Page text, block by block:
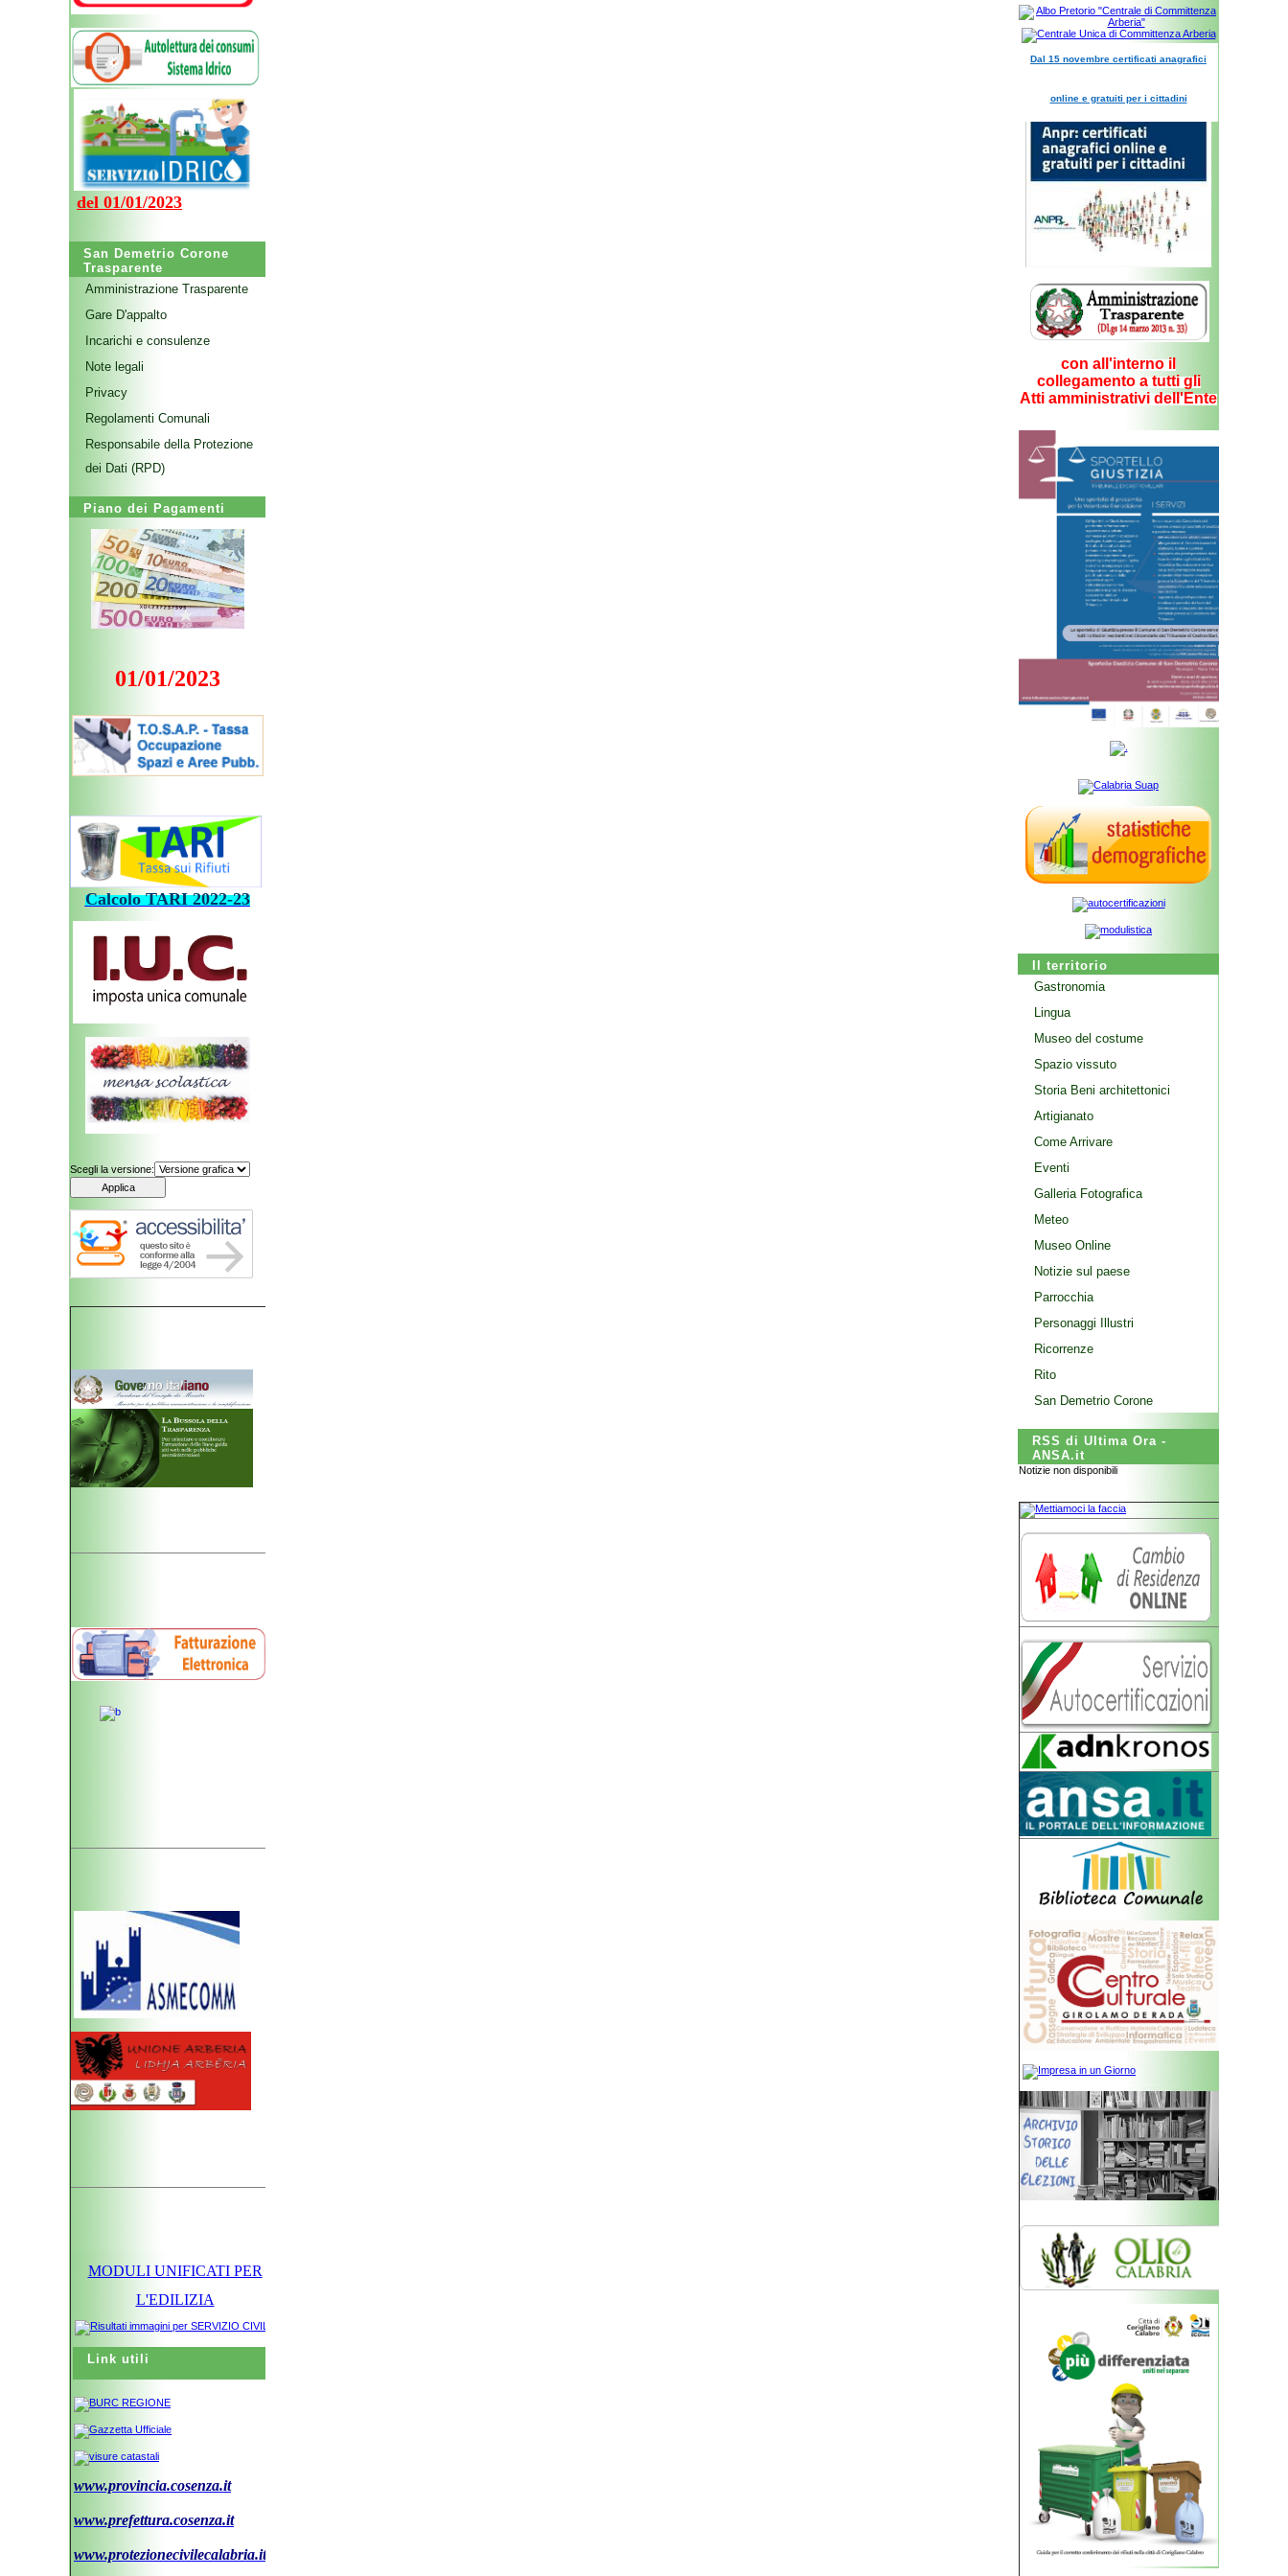
del 01/01/2023
San Demetrio Corone
Trasparente
Amministrazione Trasparente
Gare D'appalto
Incarichi e consulenze
Note legali
Privacy
Regolamenti Comunali
Responsabile della Protezione
dei Dati (RPD)
Piano dei Pagamenti
01/01/2023
CalcoloTARI2022-23
Scegli la versione:
MODULI UNIFICATI PER
L'EDILIZIA
Link utili
www.provincia.cosenza.it
www.prefettura.cosenza.it
www.protezionecivilecalabria.it
Dal 15 novembre certificati anagrafici
online e gratuiti per i cittadini
con all'interno il
collegamento a tutti gli
Atti amministrativi dell'Ente
Il territorio
Gastronomia
Lingua
Museo del costume
Spazio vissuto
Storia Beni architettonici
Artigianato
Come Arrivare
Eventi
Galleria Fotografica
Meteo
Museo Online
Notizie sul paese
Parrocchia
Personaggi Illustri
Ricorrenze
Rito
San Demetrio Corone
RSS di Ultima Ora -
ANSA.it
Notizie non disponibili